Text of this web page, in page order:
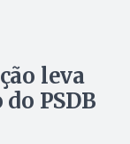
leva
PSDB